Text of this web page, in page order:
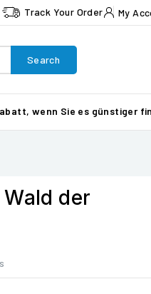
Track Your Order My
Search
wenn Sie es günstiger
der